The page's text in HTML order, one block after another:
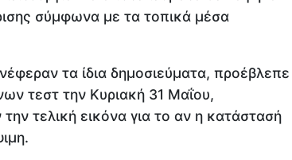
σύμφωνα με τα τοπικά μέσα
τα ίδια δημοσιεύματα, προέβλεπε
τεστ την Κυριακή 31 Μαΐου,
τελική εικόνα για το αν η κατάστασή